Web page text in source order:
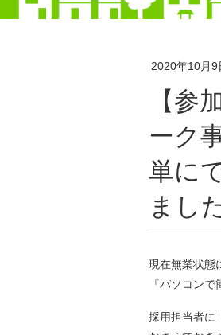
2020年10月9
【参加者募集！】兵庫県ニート就労支援ネットワ
ーク
単に
まし
現在無業状態
『パソコン
採用担当者に